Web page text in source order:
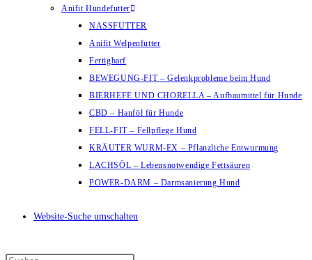
Anifit Hundefutter
NASSFUTTER
Anifit Welpenfutter
Fertigbarf
BEWEGUNG-FIT – Gelenkprobleme beim Hund
BIERHEFE UND CHORELLA – Aufbaumittel für Hunde
CBD – Hanföl für Hunde
FELL-FIT – Fellpflege Hund
KRÄUTER WURM-EX – Pflanzliche Entwurmung
LACHSÖL – Lebensnotwendige Fettsäuren
POWER-DARM – Darmsanierung Hund
Website-Suche umschalten